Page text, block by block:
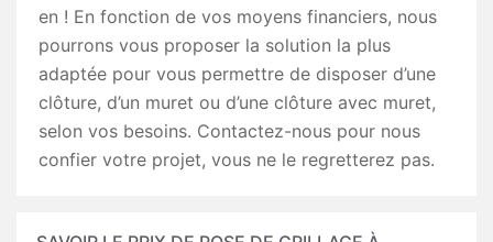
en ! En fonction de vos moyens financiers, nous
pourrons vous proposer la solution la plus
adaptée pour vous permettre de disposer d’une
clôture, d’un muret ou d’une clôture avec muret,
selon vos besoins. Contactez-nous pour nous
confier votre projet, vous ne le regretterez pas.